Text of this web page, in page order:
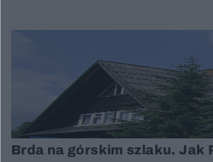
Brda na górskim szlaku. Jak